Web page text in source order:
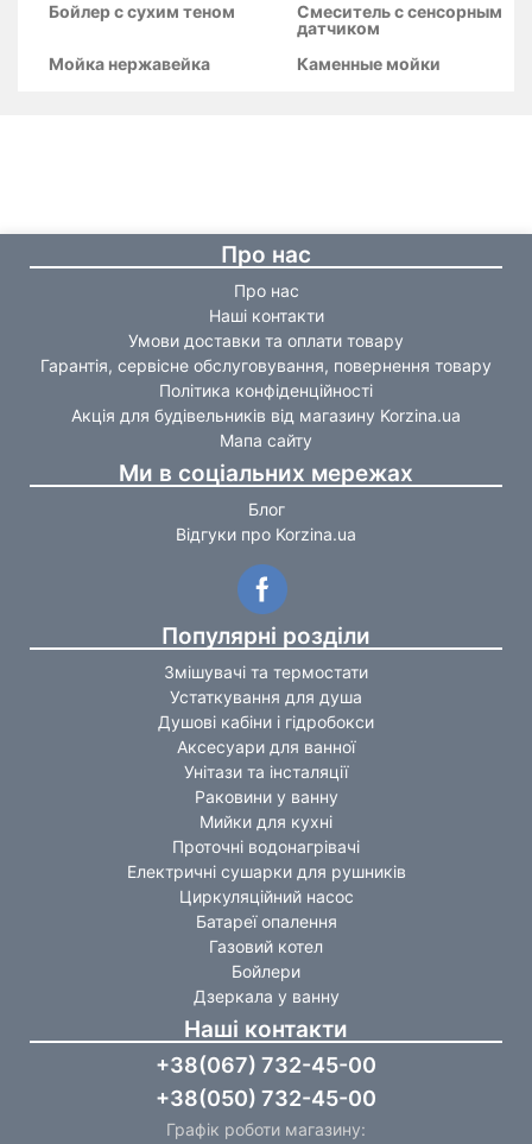
Бойлер с сухим теном
Смеситель с сенсорным
датчиком
Мойка нержавейка
Каменные мойки
Про нас
Про нас
Наші контакти
Умови доставки та оплати товару
Гарантія, сервісне обслуговування, повернення товару
Політика конфіденційності
Акція для будівельників від магазину Korzina.ua
Мапа сайту
Ми в соціальних мережах
Блог
Відгуки про Korzina.ua
Популярні розділи
Змішувачі та термостати
Устаткування для душа
Душові кабіни і гідробокси
Аксесуари для ванної
Унітази та інсталяції
Раковини у ванну
Мийки для кухні
Проточні водонагрівачі
Електричні сушарки для рушників
Циркуляційний насос
Батареї опалення
Газовий котел
Бойлери
Дзеркала у ванну
Наші контакти
+38(067) 732-45-00
+38(050) 732-45-00
Графік роботи магазину: